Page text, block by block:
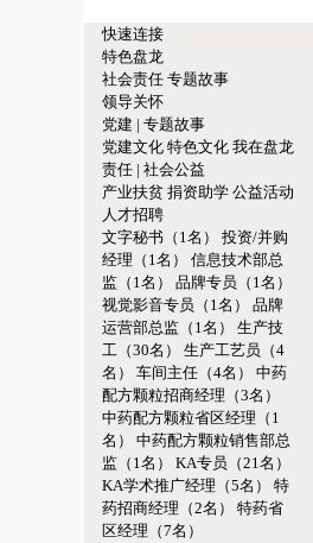
快速连接
特色盘龙
社会责任 专题故事
领导关怀
党建 | 专题故事
党建文化 特色文化 我在盘龙
责任 | 社会公益
产业扶贫 捐资助学 公益活动
人才招聘
文字秘书（1名）
投资/并购
经理（1名）
信息技术部总
监（1名）
品牌专员（1名）
视觉影音专员（1名）
品牌
运营部总监（1名）
生产技
工（30名）
生产工艺员（4
名）
车间主任（4名）
中药
配方颗粒招商经理（3名）
中药配方颗粒省区经理（1
名）
中药配方颗粒销售部总
监（1名）
KA专员（21名）
KA学术推广经理（5名）
特
药招商经理（2名）
特药省
区经理（7名）